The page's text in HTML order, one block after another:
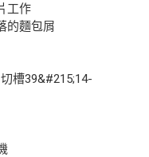
工作
的麵包屑
槽39&#215;14-